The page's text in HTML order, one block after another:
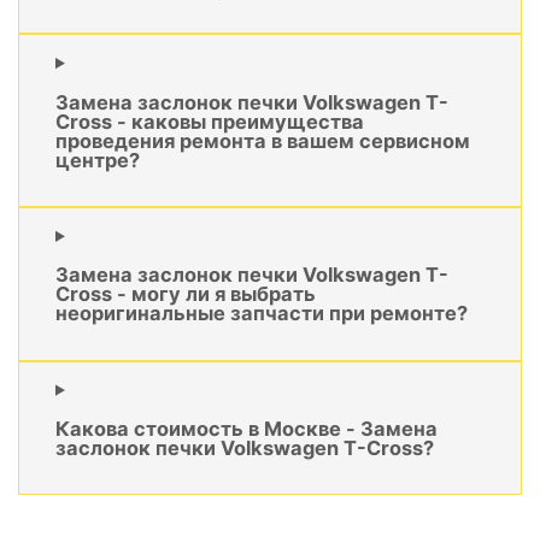
Замена заслонок печки Volkswagen T-
Cross - каковы преимущества
проведения ремонта в вашем сервисном
центре?
Замена заслонок печки Volkswagen T-
Cross - могу ли я выбрать
неоригинальные запчасти при ремонте?
Какова стоимость в Москве - Замена
заслонок печки Volkswagen T-Cross?